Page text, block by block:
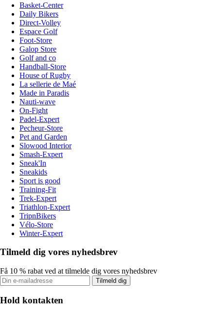
Basket-Center
Daily Bikers
Direct-Volley
Espace Golf
Foot-Store
Galop Store
Golf and co
Handball-Store
House of Rugby
La sellerie de Maé
Made in Paradis
Nauti-wave
On-Fight
Padel-Expert
Pecheur-Store
Pet and Garden
Slowood Interior
Smash-Expert
Sneak'In
Sneakids
Sport is good
Training-Fit
Trek-Expert
Triathlon-Expert
TripnBikers
Vélo-Store
Winter-Expert
Tilmeld dig vores nyhedsbrev
Få 10 % rabat ved at tilmelde dig vores nyhedsbrev
Tilmeld dig
Hold kontakten